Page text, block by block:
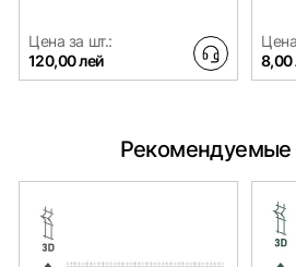
Цена за шт.:
120,00 лей
8,00
Рекомендуемые